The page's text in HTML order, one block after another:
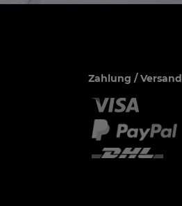
Zahlung / Versand